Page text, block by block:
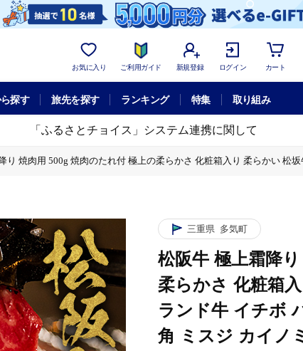
お気に入り ご利用ガイド 新規登録 ログイン カート
探す 旅先を探す ランキング 特集 取り組み
「ふるさとチョイス」システム連携に関して
り 焼肉用 500g 焼肉のたれ付 極上の柔らかさ 化粧箱入り 柔らかい 松
り 柔らかい 松坂牛 松阪肉 高級ブランド牛 イチボ ハネシタ ロース ト
柔らかい 松坂牛 松阪肉 高級ブランド牛 イチボ ハネシタ ロース ト
柔らかい 松坂牛 松阪肉 高級ブランド牛 イチボ ハネシタ ロース ト
三重県 多気町
松阪牛 極上霜降
柔らかさ 化粧箱
ランド牛 イチボ
角 ミスジ カイノ